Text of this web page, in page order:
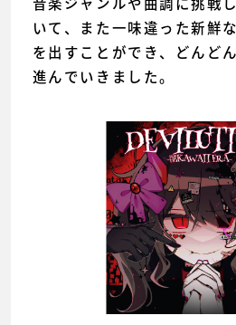
いて、また一味違った新鮮
を出すことができ、どんど
進んでいきました。